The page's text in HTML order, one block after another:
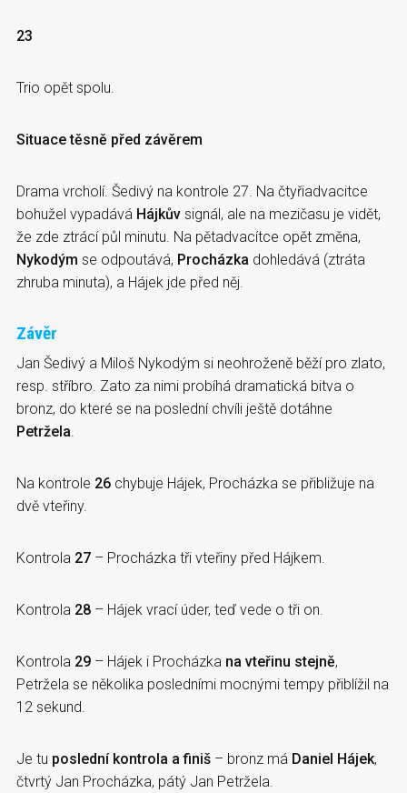
23
Trio opět spolu.
Situace těsně před závěrem
Drama vrcholí. Šedivý na kontrole 27. Na čtyřiadvacitce
bohužel vypadává Hájkův signál, ale na mezičasu je vidět,
že zde ztrácí půl minutu. Na pětadvacítce opět změna,
Nykodým se odpoutává, Procházka dohledává (ztráta
zhruba minuta), a Hájek jde před něj.
Závěr
Jan Šedivý a Miloš Nykodým si neohroženě běží pro zlato,
resp. stříbro. Zato za nimi probíhá dramatická bitva o
bronz, do které se na poslední chvíli ještě dotáhne
Petržela
Na kontrole 26 chybuje Hájek, Procházka se přibližuje na
dvě vteřiny.
Kontrola 27 – Procházka tři vteřiny před Hájkem.
Kontrola 28 – Hájek vrací úder, teď vede o tři on.
Kontrola 29 – Hájek i Procházka na vteřinu stejně,
Petržela se několika posledními mocnými tempy přiblížil na
12 sekund.
Je tu poslední kontrola a finiš – bronz má Daniel Hájek,
čtvrtý Jan Procházka, pátý Jan Petržela.